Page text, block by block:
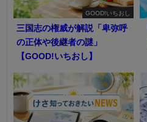
GOOD!いちおし
三国志の権威が解説「卑弥呼
の正体や後継者の謎」
【GOOD!いちおし】